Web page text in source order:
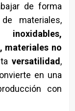
de forma
materiales,
materiales no
versatilidad ,
en una
con